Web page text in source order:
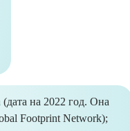
(дата на 2022 год. Она
Footprint Network);